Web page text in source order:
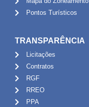
Pontos Turísticos
TRANSPARÊNCIA
Licitações
Contratos
RGF
RREO
PPA